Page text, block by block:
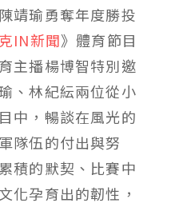
靖瑜勇奪年度勝投
IN新聞》體育節目
主播楊博智特別邀
、林紀紜兩位從小
中，暢談在風光的
隊伍的付出與努
積的默契、比賽中
化孕育出的韌性，